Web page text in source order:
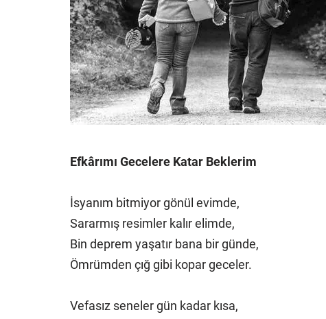
Efkârımı Gecelere Katar Beklerim
İsyanım bitmiyor gönül evimde,
Sararmış resimler kalır elimde,
Bin deprem yaşatır bana bir günde,
Ömrümden çığ gibi kopar geceler.
Vefasız seneler gün kadar kısa,